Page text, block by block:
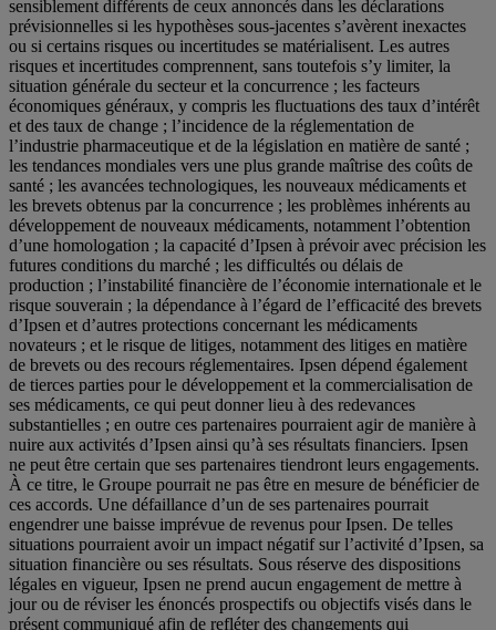
sensiblement différents de ceux annoncés dans les déclarations
prévisionnelles si les hypothèses sous-jacentes s’avèrent inexactes
ou si certains risques ou incertitudes se matérialisent. Les autres
risques et incertitudes comprennent, sans toutefois s’y limiter, la
situation générale du secteur et la concurrence ; les facteurs
économiques généraux, y compris les fluctuations des taux d’intérêt
et des taux de change ; l’incidence de la réglementation de
l’industrie pharmaceutique et de la législation en matière de santé ;
les tendances mondiales vers une plus grande maîtrise des coûts de
santé ; les avancées technologiques, les nouveaux médicaments et
les brevets obtenus par la concurrence ; les problèmes inhérents au
développement de nouveaux médicaments, notamment l’obtention
d’une homologation ; la capacité d’Ipsen à prévoir avec précision les
futures conditions du marché ; les difficultés ou délais de
production ; l’instabilité financière de l’économie internationale et le
risque souverain ; la dépendance à l’égard de l’efficacité des brevets
d’Ipsen et d’autres protections concernant les médicaments
novateurs ; et le risque de litiges, notamment des litiges en matière
de brevets ou des recours réglementaires. Ipsen dépend également
de tierces parties pour le développement et la commercialisation de
ses médicaments, ce qui peut donner lieu à des redevances
substantielles ; en outre ces partenaires pourraient agir de manière à
nuire aux activités d’Ipsen ainsi qu’à ses résultats financiers. Ipsen
ne peut être certain que ses partenaires tiendront leurs engagements.
À ce titre, le Groupe pourrait ne pas être en mesure de bénéficier de
ces accords. Une défaillance d’un de ses partenaires pourrait
engendrer une baisse imprévue de revenus pour Ipsen. De telles
situations pourraient avoir un impact négatif sur l’activité d’Ipsen, sa
situation financière ou ses résultats. Sous réserve des dispositions
légales en vigueur, Ipsen ne prend aucun engagement de mettre à
jour ou de réviser les énoncés prospectifs ou objectifs visés dans le
présent communiqué afin de refléter des changements qui